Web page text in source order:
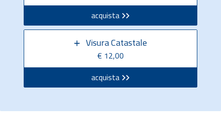
acquista
Visura Catastale
€ 12,00
acquista